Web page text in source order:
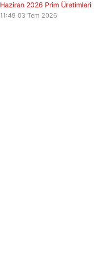
Haziran 2026 Prim Üretimleri
11:49 03 Tem 2026